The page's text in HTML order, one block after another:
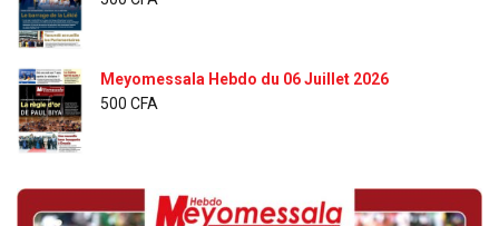
Meyomessala Hebdo du 06 Juillet 2026
500 CFA